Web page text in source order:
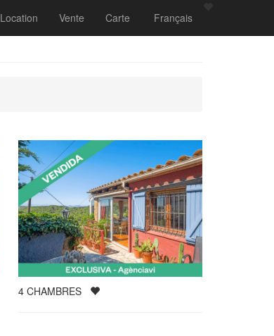
Location Vente Carte Français
4CHAMBRES